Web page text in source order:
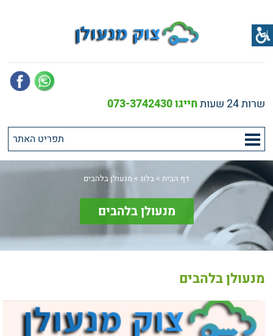
שרות 24 שעות חייגו 073-3742430
דף הבית >בלוג > מנעולן בלהבים
מנעולן בלהבים
מנעולן בלהבים